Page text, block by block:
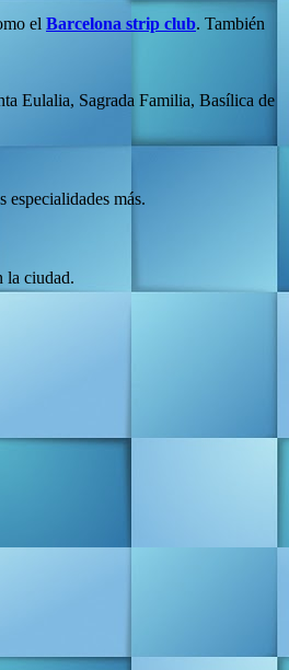
el Barcelona strip club. También
Eulalia, Sagrada Familia, Basílica de
especialidades más.
la ciudad.